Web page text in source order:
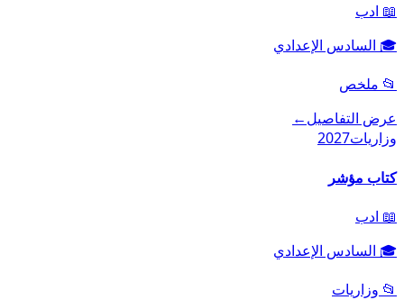
📖 ادب
🎓 السادس الإعدادي
📂 ملخص
عرض التفاصيل←
وزاريات2027
كتاب مؤشر
📖 ادب
🎓 السادس الإعدادي
📂 وزاريات